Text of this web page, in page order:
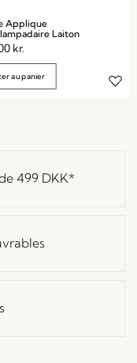
Applique
Laiton
kr.
au panier
499 DKK*